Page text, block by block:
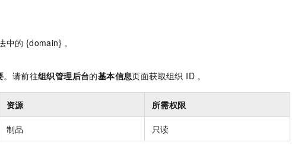
中的 {domain} 。
。请前往组织管理后台的基本信息页面获取组织 ID 。
资源 所需权限
制品 只读
GLM-5.2
上下文，专为长程任务能力而生
应用构建
富多元化的应用模版和解决方案
大模型原生应用
Qoder
面向真实软件的智能体编程平台
智能客服
自动承接线索、识别商机，让客服更高效、服务
管理
SUSE
建站小程序
模板建站
科研合作